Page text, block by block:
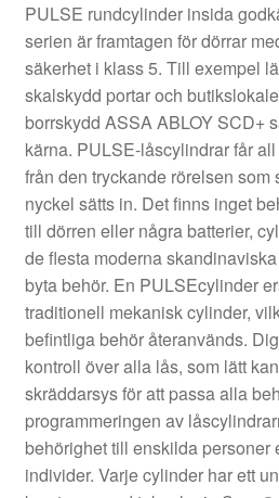
PULSE rundcylinder insida
serien är framtagen för dörrar
säkerhet i klass 5. Till exempel
skalskydd portar och
borrskydd ASSA ABLOY SCD+
kärna. PULSE-låscylindrar får
från den tryckande rörelsen
nyckel sätts in. Det finns inget
till dörren eller några batterier,
de flesta moderna
byta behör. En PULSEcylinder
traditionell mekanisk cylinder,
befintliga behör återanvänds.
kontroll över alla lås, som lätt
skräddarsys för att passa alla
programmeringen av
behörighet till enskilda personer
individer. Varje cylinder har ett